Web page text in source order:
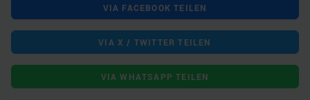
VIA FACEBOOK TEILEN
VIA X / TWITTER TEILEN
VIA WHATSAPP TEILEN